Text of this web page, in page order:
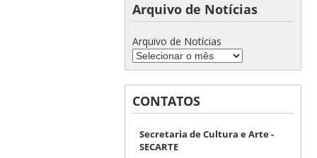
Arquivo de Notícias
Arquivo de Notícias
CONTATOS
Secretaria de Cultura e Arte -
SECARTE